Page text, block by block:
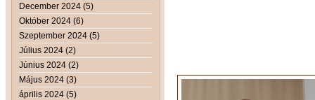
December 2024 (5)
Október 2024 (6)
Szeptember 2024 (5)
Július 2024 (2)
Június 2024 (2)
Május 2024 (3)
április 2024 (5)